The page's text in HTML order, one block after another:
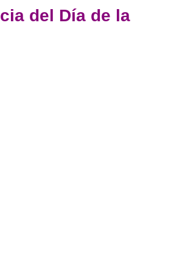
del Día de la